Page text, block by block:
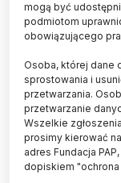
PAP/Jakub
Zwiększenie
rozwój badań
zapowiada
Człowieka
Giefing.
mogą być
podmiotom
obowiązującego
Osoba, której dane
sprostowania i
przetwarzania.
przetwarzanie
Wszelkie
prosimy kierować
adres Fundacja
dopiskiem